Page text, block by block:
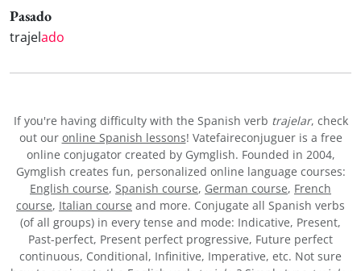
Pasado
trajelado
If you're having difficulty with the Spanish verb trajelar, check
out our online Spanish lessons! Vatefaireconjuguer is a free
online conjugator created by Gymglish. Founded in 2004,
Gymglish creates fun, personalized online language courses:
English course, Spanish course, German course, French
course, Italian course and more. Conjugate all Spanish verbs
(of all groups) in every tense and mode: Indicative, Present,
Past-perfect, Present perfect progressive, Future perfect
continuous, Conditional, Infinitive, Imperative, etc. Not sure